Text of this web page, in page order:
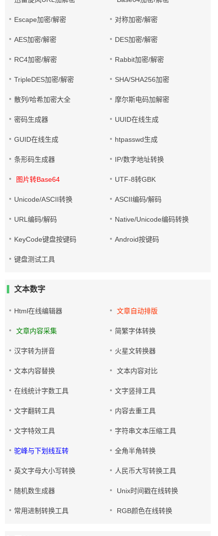
Escape加密/解密 对称加密/解密
AES加密/解密 DES加密/解密
RC4加密/解密 Rabbit加密/解密
TripleDES加密/解密 SHA/SHA256加密
散列/哈希加密大全 摩尔斯电码加解密
密码生成器 UUID在线生成
GUID在线生成 htpasswd生成
条形码生成器 IP/数字地址转换
图片转Base64 UTF-8转GBK
Unicode/ASCII转换 ASCII编码/解码
URL编码/解码 Native/Unicode编码转换
KeyCode键盘按键码 Android按键码
键盘测试工具
文本数字
Html在线编辑器 文章自动排版
文章内容采集 简繁字体转换
汉字转为拼音 火星文转换器
文本内容替换 文本内容对比
在线统计字数工具 文字竖排工具
文字翻转工具 内容去重工具
文字特效工具 字符串文本压缩工具
驼峰与下划线互转 全角半角转换
英文字母大小写转换 人民币大写转换工具
随机数生成器 Unix时间戳在线转换
常用进制转换工具 RGB颜色在线转换